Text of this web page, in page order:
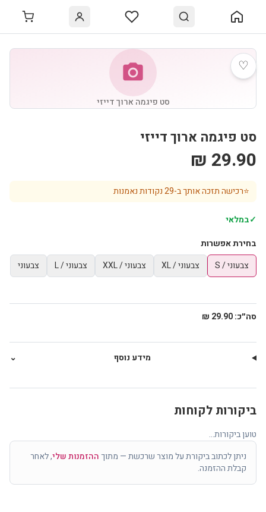
photo_camera
סט פיגמה ארוך דייזי
♡
סט פיגמה ארוך דייזי
29.90 ₪
⭐רכישה תזכה אותך ב-29נקודות נאמנות
✓במלאי
בחירת אפשרות
צבעוני / S
צבעוני / XL צבעוני / XXL צבעוני / L צבעוני
סה״כ:29.90 ₪
מידע נוסף ⌄
ביקורות לקוחות
טוען ביקורות...
ניתן לכתוב ביקורת על מוצר שרכשת — מתוךההזמנות שלי, לאחר
קבלת ההזמנה.